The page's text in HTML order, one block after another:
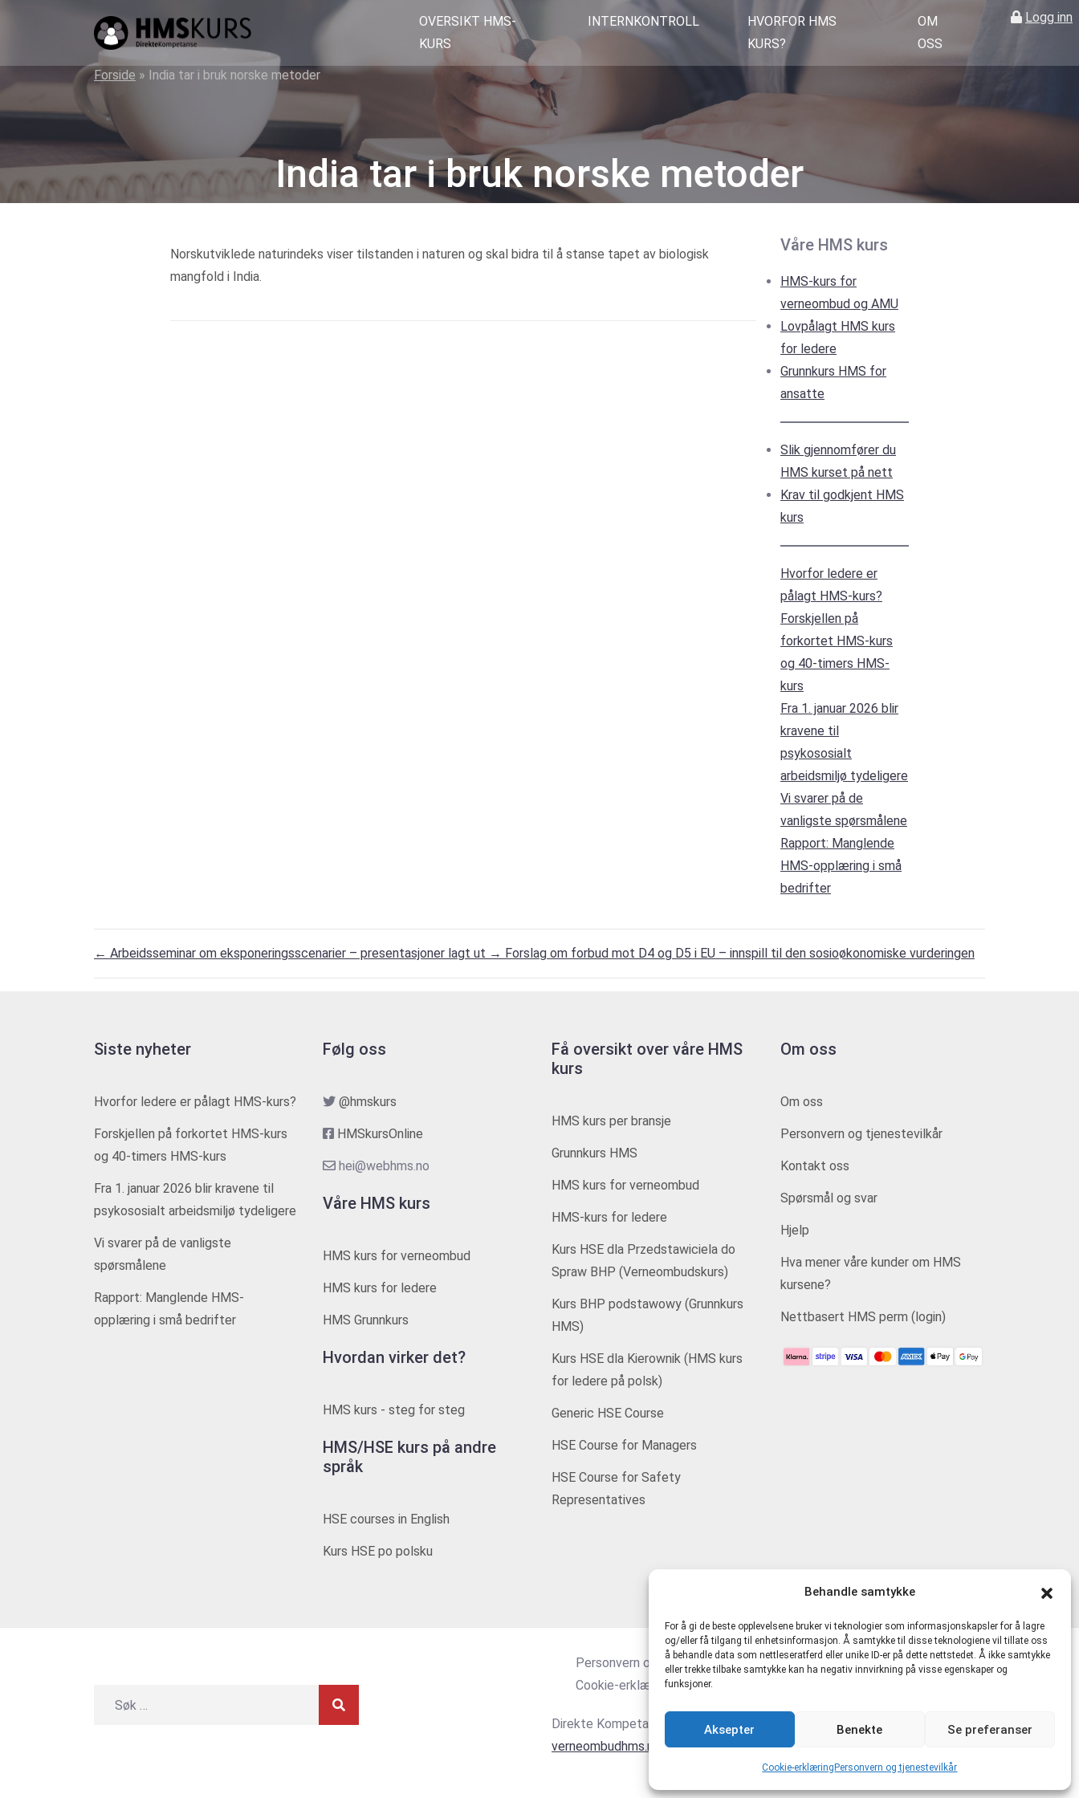
Behandle samtykke
For å gi de beste opplevelsene bruker vi teknologier som informasjonskapsler for å lagre
og/eller få tilgang til enhetsinformasjon. Å samtykke til disse teknologiene vil tillate oss
å behandle data som nettleseratferd eller unike ID-er på dette nettstedet. Å ikke samtykke
eller trekke tilbake samtykke kan ha negativ innvirkning på visse egenskaper og
funksjoner.
Aksepter Benekte Se preferanser
Cookie-erklæring Personvern og tjenestevilkår
Logg inn
kurs
på
for
ledere
og
verneombud
OVERSIKT HMS-
KURS
INTERNKONTROLL
HVORFOR HMS
KURS?
OM
OSS
Forside » India tar i bruk norske metoder
India tar i bruk norske metoder
Norskutviklede naturindeks viser tilstanden i naturen og skal bidra til å stanse tapet av biologisk
mangfold i India.
Våre HMS kurs
HMS-kurs for
verneombud og AMU
Lovpålagt HMS kurs
for ledere
Grunnkurs HMS for
ansatte
Slik gjennomfører du
HMS kurset på nett
Krav til godkjent HMS
kurs
Hvorfor ledere er
pålagt HMS-kurs?
Forskjellen på
forkortet HMS-kurs
og 40-timers HMS-
kurs
Fra 1. januar 2026 blir
kravene til
psykososialt
arbeidsmiljø tydeligere
Vi svarer på de
vanligste spørsmålene
Rapport: Manglende
HMS-opplæring i små
bedrifter
← Arbeidsseminar om eksponeringsscenarier – presentasjoner lagt ut → Forslag om forbud mot D4 og D5 i EU – innspill til den sosioøkonomiske vurderingen
Siste nyheter
Hvorfor ledere er pålagt HMS-kurs?
Forskjellen på forkortet HMS-kurs
og 40-timers HMS-kurs
Fra 1. januar 2026 blir kravene til
psykososialt arbeidsmiljø tydeligere
Vi svarer på de vanligste
spørsmålene
Rapport: Manglende HMS-
opplæring i små bedrifter
Følg oss
@hmskurs
HMSkursOnline
hei@webhms.no
Våre HMS kurs
HMS kurs for verneombud
HMS kurs for ledere
HMS Grunnkurs
Hvordan virker det?
HMS kurs - steg for steg
HMS/HSE kurs på andre
språk
HSE courses in English
Kurs HSE po polsku
Få oversikt over våre HMS
kurs
HMS kurs per bransje
Grunnkurs HMS
HMS kurs for verneombud
HMS-kurs for ledere
Kurs HSE dla Przedstawiciela do
Spraw BHP (Verneombudskurs)
Kurs BHP podstawowy (Grunnkurs
HMS)
Kurs HSE dla Kierownik (HMS kurs
for ledere på polsk)
Generic HSE Course
HSE Course for Managers
HSE Course for Safety
Representatives
Om oss
Om oss
Personvern og tjenestevilkår
Kontakt oss
Spørsmål og svar
Hjelp
Hva mener våre kunder om HMS
kursene?
Nettbasert HMS perm (login)
Personvern og tjenestevilkår
Cookie-erklæring (EU)
Direkte Kompetanse AS 916481721 MVA | hmskurs.net|hmskurs.no
verneombudhms.no
|hmsdirekte.no